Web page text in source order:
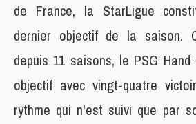
de France, la StarLigue
dernier objectif de la saison.
depuis 11 saisons, le PSG
objectif avec vingt-quatre
rythme qui n'est suivi que par